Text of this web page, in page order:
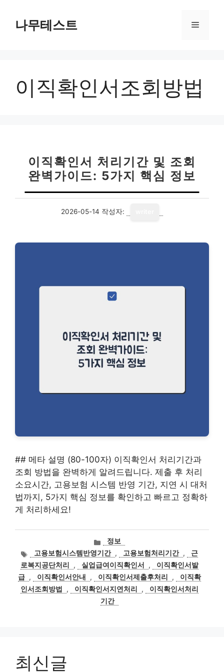
나무테스트 메
이직확인서조회방법
이직확인서 처리기간 및 조회
완벽가이드: 5가지 핵심 정보
2026-05-14 작성자:
## 메타 설명 (80-100자) 이직확인서 처리기간과
조회 방법을 완벽하게 알려드립니다. 제출 후 처리
소요시간, 고용보험 시스템 반영 기간, 지연 시 대처
법까지, 5가지 핵심 정보를 확인하고 빠르고 정확하
게 처리하세요!
카
테
고
리
정보
태
그
고용보험시스템반영기간 , 고용보험처리기간 ,
근
로복지공단처리
, 실업급여이직확인서 ,
이직확인서발
급 , 이직확인서안내 , 이직확인서제출후처리 ,
이직확
인서조회방법
, 이직확인서지연처리 ,
이직확인서처리
기간
최신글